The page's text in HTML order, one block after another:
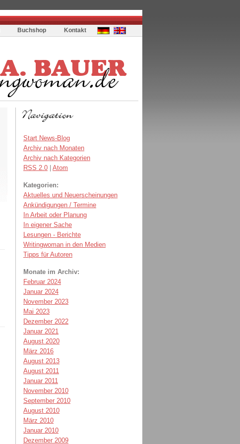
Buchshop Kontakt
Start News-Blog
Archiv nach Monaten
Archiv nach Kategorien
RSS 2.0 | Atom
Kategorien:
Aktuelles und Neuerscheinungen
Ankündigungen / Termine
In Arbeit oder Planung
In eigener Sache
Lesungen - Berichte
Writingwoman in den Medien
Tipps für Autoren
Monate im Archiv:
Februar 2024
Januar 2024
November 2023
Mai 2023
Dezember 2022
Januar 2021
August 2020
März 2016
August 2013
August 2011
Januar 2011
November 2010
September 2010
August 2010
März 2010
Januar 2010
Dezember 2009